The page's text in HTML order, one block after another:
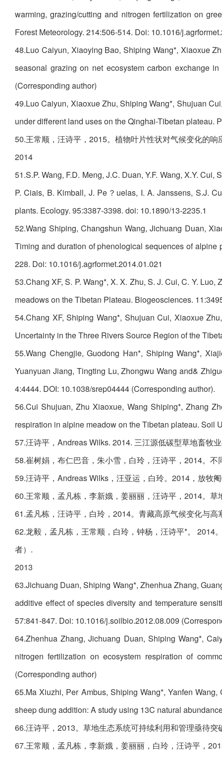
warming, grazing/cutting and nitrogen fertilization on
Forest Meteorology. 214:506-514. Doi: 10.1016/
48.Luo Caiyun, Xiaoying Bao, Shiping Wang*, Xiaoxue
seasonal grazing on net ecosystem carbon exchange
(Corresponding author)
49.Luo Caiyun, Xiaoxue Zhu, Shiping Wang*, Shujuan
under different land uses on the Qinghai-Tibetan plateau.
50.王常顺，汪诗平，2015。植物叶片性状对气候变化的
2014
51.S.P. Wang, F.D. Meng, J.C. Duan, Y.F. Wang, X.Y.
P. Ciais, B. Kimball, J. Pe？uelas, I. A. Janssens, S.J.
plants. Ecology. 95:3387-3398. doi: 10.1890/13-2235.1
52.Wang Shiping, Changshun Wang, Jichuang Duan,
Timing and duration of phenological sequences of
228. Doi: 10.1016/j.agrformet.2014.01.021
53.Chang XF, S. P. Wang*, X. X. Zhu, S. J. Cui, C. Y.
meadows on the Tibetan Plateau. Biogeosciences.
54.Chang XF, Shiping Wang*, Shujuan Cui, Xiaoxue
Uncertainty in the Three Rivers Source Region of the
55.Wang Chengjie, Guodong Han*, Shiping Wang*,
Yuanyuan Jiang, Tingting Lu, Zhongwu Wang and&
4:4444. DOI: 10.1038/srep04444 (Corresponding author).
56.Cui Shujuan, Zhu Xiaoxue, Wang Shiping*, Zhang
respiration in alpine meadow on the Tibetan plateau. Soil
57.汪诗平，Andreas Wilks. 2014. 三江源低碳型草地畜牧
58.崔树娟，布仁巴音，朱小雪，白玲，汪诗平，2014。
59.汪诗平，Andreas Wilks，汪亚运，白玲。2014，放牧
60.王常顺，孟凡栋，李新娥，姜丽丽，汪诗平，2014。
61.孟凡栋，汪诗平，白玲，2014。青藏高原气候变化与
62.龙毅，孟凡栋，王常顺，白玲，钟杨，汪诗平*。
者）.
2013
63.Jichuang Duan, Shiping Wang*, Zhenhua Zhang,
additive effect of species diversity and temperature
57:841-847. Doi: 10.1016/j.soilbio.2012.08.009
64.Zhenhua Zhang, Jichuang Duan, Shiping Wang*,
nitrogen fertilization on ecosystem respiration of
(Corresponding author)
65.Ma Xiuzhi, Per Ambus, Shiping Wang*, Yanfen
sheep dung addition: A study using 13C natural
66.汪诗平，2013。草地生态系统可持续利用和管理亟待
67.王常顺，孟凡栋，李新娥，姜丽丽，白玲，汪诗平，